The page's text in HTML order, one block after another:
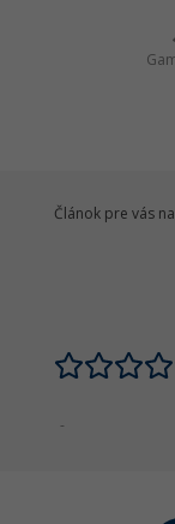
Článok pre vás
-